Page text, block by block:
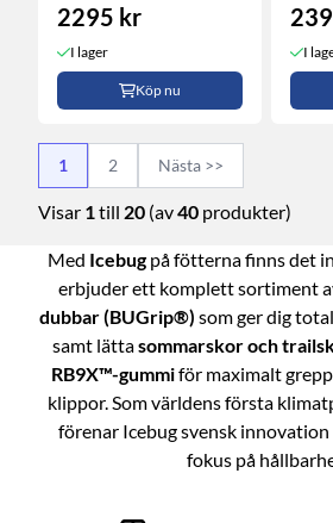
2295 kr
I lager
Köp nu
I
1 2 Nästa >>
Visar 1 till 20(av40produkter)
Med Icebugpå fötterna finns det
erbjuder ett komplett sortiment
dubbar (BUGrip®) som ger dig
samt lättasommarskor och
RB9X™-gummiför maximalt
klippor. Som världens första
förenar Icebug svensk
fokus på